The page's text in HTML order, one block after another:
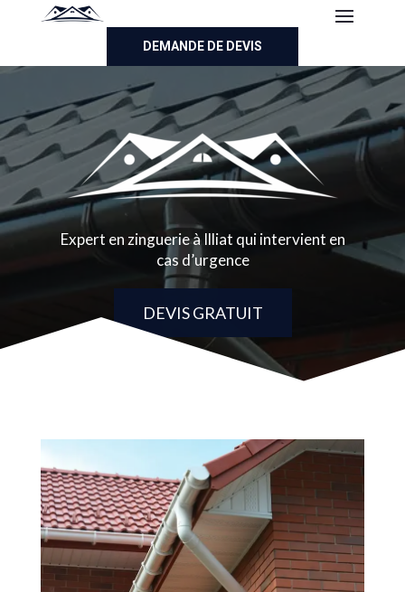
DEMANDE DE DEVIS
Expert en zinguerie à Illiat qui intervient en
cas d’urgence
DEVIS GRATUIT